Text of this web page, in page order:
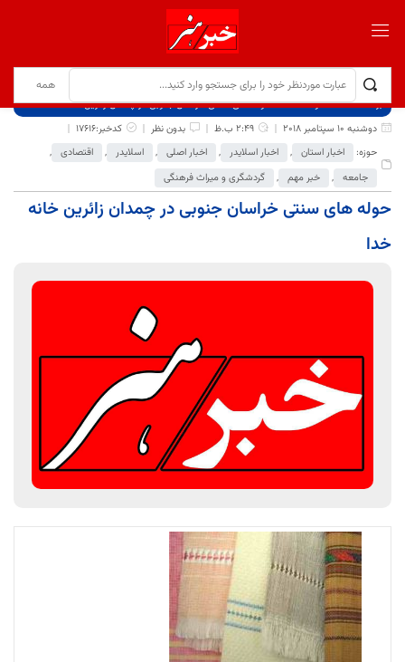
برگ نخست نوشته‌ها
حوله های سنتی خراسان جنوبی در چمدان زائرین خانه خدا
دوشنبه 10 سپتامبر 2018
2:49 ب.ظ بدون نظر
کدخبر:17616
حوزه:
اخبار استان , اخبار اسلایدر , اخبار اصلی , اسلایدر , اقتصادی ,
جامعه , خبر مهم , گردشگری و میراث فرهنگی
حوله های سنتی خراسان جنوبی در چمدان زائرین خانه
خدا